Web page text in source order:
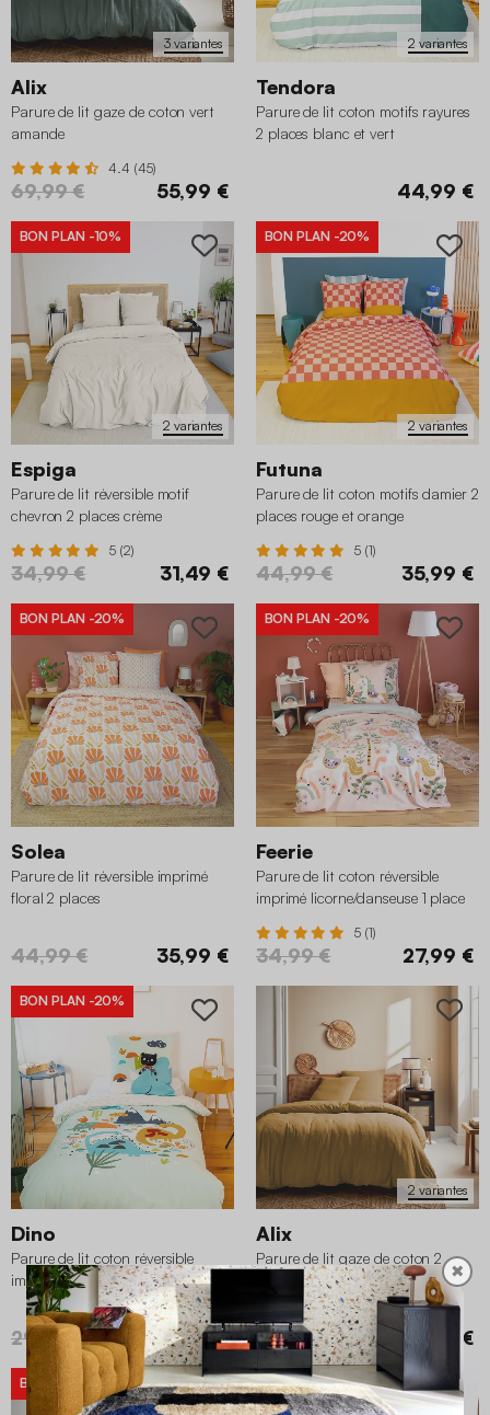
3 variantes
Alix
Parure de lit gaze de coton vert
amande
4.4 (45)
69,99 € 55,99 €
2 variantes
Tendora
Parure de lit coton motifs rayures
2 places blanc et vert
44,99 €
2 variantes
BON PLAN -10%
Espiga
Parure de lit réversible motif
chevron 2 places crème
5 (2)
34,99 € 31,49 €
2 variantes
BON PLAN -20%
Futuna
Parure de lit coton motifs damier 2
places rouge et orange
5 (1)
44,99 € 35,99 €
BON PLAN -20%
Solea
Parure de lit réversible imprimé
floral 2 places
44,99 € 35,99 €
BON PLAN -20%
Feerie
Parure de lit coton réversible
imprimé licorne/danseuse 1 place
5 (1)
34,99 € 27,99 €
BON PLAN -20%
Dino
Parure de lit coton réversible
imprimé dinosaures 1 place 140 x
200cm
29,99 € 23,99 €
2 variantes
Alix
Parure de lit gaze de coton 2
places miel
5 (2)
59,99 €
BON PLAN -15%
✖